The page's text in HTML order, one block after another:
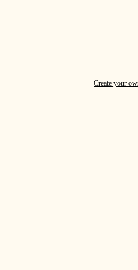
Create your